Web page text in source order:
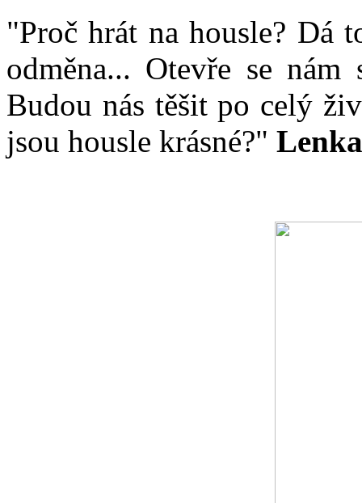
"Proč hrát na housle? Dá
odměna... Otevře se
Budou nás těšit po celý
jsou housle krásné?"